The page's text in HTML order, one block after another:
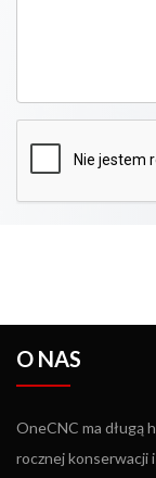
O NAS
OneCNC ma długą
rocznej konserwacji